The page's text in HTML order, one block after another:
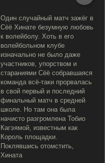
Один случайный матч зажёг в
Сёё Хинате безумную любовь
к волейболу. Хоть в его
волейбольном клубе
изначально не было даже
участников, упорством и
стараниями Сёё собравшаяся
команда всё-таки прорвалась
в свой первый и последний
финальный матч в средней
школе. Но там она была
начисто разгромлена Тобио
Кагэямой, известным как
Король площадки.
Поклявшись отомстить,
Хината